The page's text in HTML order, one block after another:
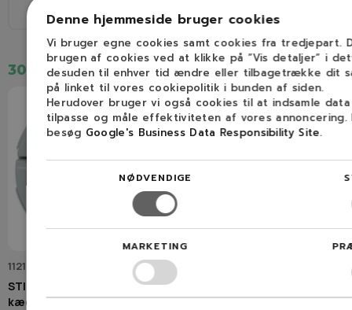
Se beskrivelse
30,00 kr.
Se beskrivelse
105,00 kr.
1121 660 1000
STIHL Vingemøtrik
kædestrammer
dl OREGON Sværd til Stihl
Denne hjemmeside bruger cookies
Vi bruger egne cookies samt cookies fra tredjepart.
brugen af cookies ved at klikke på ”Vis detaljer” i
desuden til enhver tid ændre eller tilbagetrække dit
på linket til vores cookiepolitik i bunden af siden.
Herudover bruger vi også cookies til at indsamle
tilpasse og måle effektiviteten af vores annoncering.
besøg Google's Business Data Responsibility Site.
NØDVENDIGE
MARKETING